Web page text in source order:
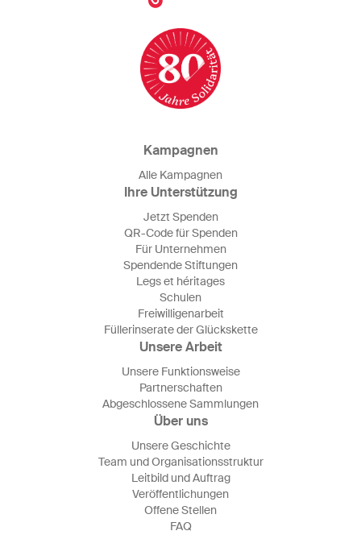
Kampagnen
Alle Kampagnen
Ihre Unterstützung
Jetzt Spenden
QR-Code für Spenden
Für Unternehmen
Spendende Stiftungen
Legs et héritages
Schulen
Freiwilligenarbeit
Füllerinserate der Glückskette
Unsere Arbeit
Unsere Funktionsweise
Partnerschaften
Abgeschlossene Sammlungen
Über uns
Unsere Geschichte
Team und Organisationsstruktur
Leitbild und Auftrag
Veröffentlichungen
Offene Stellen
FAQ